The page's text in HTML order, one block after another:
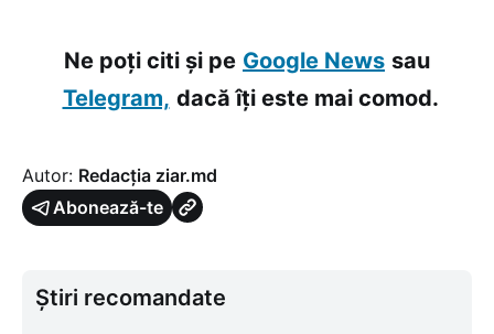
Ne poți citi și pe Google News sau
Telegram, dacă îți este mai comod.
Autor: Redacția ziar.md
Abonează-te
Știri recomandate